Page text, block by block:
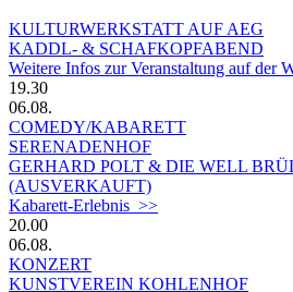
KULTURWERKSTATT AUF AEG
KADDL- & SCHAFKOPFABEND
Weitere Infos zur Veranstaltung auf der
19.30
06.08.
COMEDY/KABARETT
SERENADENHOF
GERHARD POLT & DIE WELL
(AUSVERKAUFT)
Kabarett-Erlebnis >>
20.00
06.08.
KONZERT
KUNSTVEREIN KOHLENHOF